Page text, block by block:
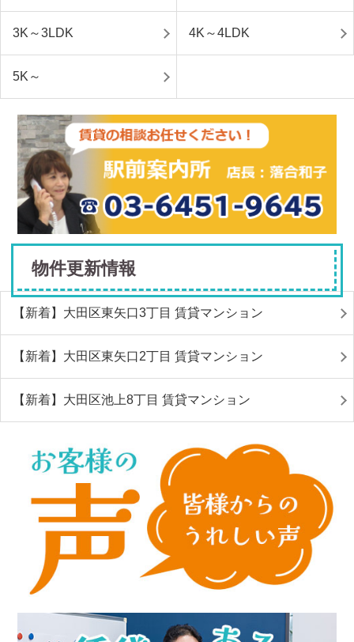
3K～3LDK 4K～4LDK
5K～
物件更新情報
【新着】大田区東矢口3丁目 賃貸マンション
【新着】大田区東矢口2丁目 賃貸マンション
【新着】大田区池上8丁目 賃貸マンション